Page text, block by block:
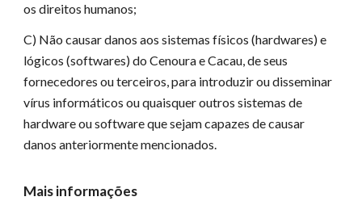
os direitos humanos;
C) Não causar danos aos sistemas físicos (hardwares) e
lógicos (softwares) do Cenoura e Cacau, de seus
fornecedores ou terceiros, para introduzir ou disseminar
vírus informáticos ou quaisquer outros sistemas de
hardware ou software que sejam capazes de causar
danos anteriormente mencionados.
Mais informações